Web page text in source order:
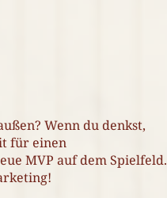
Wenn du denkst,
für einen
MVP auf dem Spielfeld.